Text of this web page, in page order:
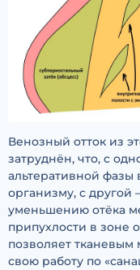
Венозный отток из
затруднён, что, с
альтеративной фазы
организму, с другой
уменьшению отёка
припухлости в зоне
позволяет тканевым
свою работу по